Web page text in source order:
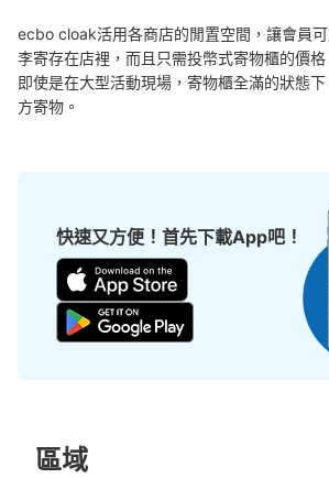
ecbo cloak活用各商店的閒置空間，讓會員
李寄存在店裡，而且只需投幣式寄物櫃的價格
即使是在大型活動現場，寄物櫃全滿的狀態
方寄物。
快速又方便！首先下載App吧！
區域